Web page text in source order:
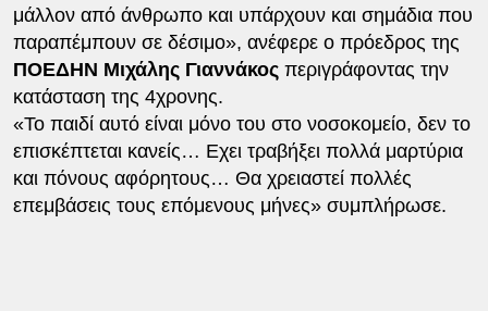
μάλλον από άνθρωπο και υπάρχουν και σημάδια που
παραπέμπουν σε δέσιμο», ανέφερε ο πρόεδρος της
ΠΟΕΔΗΝ Μιχάλης Γιαννάκοςπεριγράφοντας την
κατάσταση της 4χρονης.
«Το παιδί αυτό είναι μόνο του στο νοσοκομείο, δεν το
επισκέπτεται κανείς… Εχει τραβήξει πολλά μαρτύρια
και πόνους αφόρητους… Θα χρειαστεί πολλές
επεμβάσεις τους επόμενους μήνες» συμπλήρωσε.